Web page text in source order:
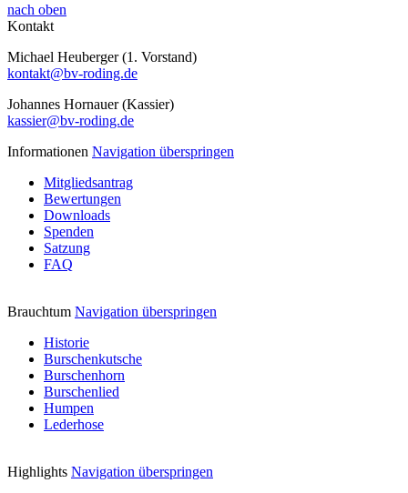
nach oben
Kontakt
Michael Heuberger (1. Vorstand)
kontakt@bv-roding.de
Johannes Hornauer (Kassier)
kassier@bv-roding.de
Informationen Navigation überspringen
Mitgliedsantrag
Bewertungen
Downloads
Spenden
Satzung
FAQ
Brauchtum Navigation überspringen
Historie
Burschenkutsche
Burschenhorn
Burschenlied
Humpen
Lederhose
Highlights Navigation überspringen